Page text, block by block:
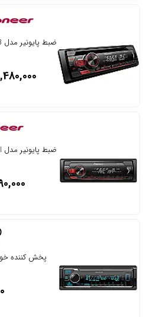
ضبط پایونیر مدل DEH-S1150-UB
ضبط پایونیر مدل Pioneer MVH-S125UI